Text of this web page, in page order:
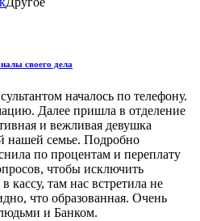
своего дела
началось по телефону.
Далее пришла в отделение
и вежливая девушка
нашей семье. Подробно
по процентам и переплату
чтобы исключить
там нас встретила не
что образованная. Очень
и Банком.